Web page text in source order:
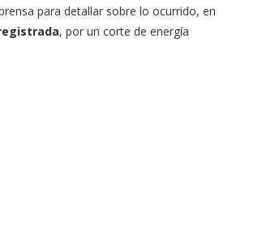
para detallar sobre lo ocurrido, en
, por un corte de energía